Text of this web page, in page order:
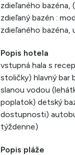
zdieľaného bazéna,
zdieľaný bazén :
zdieľaného bazéna,
Popis hotela
vstupná hala s
stoličky) hlavný bar
slanou vodou
poplatok) detský
dostupnosti)
týždenne)
Popis pláže